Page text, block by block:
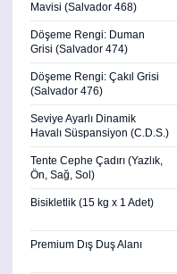
Mavisi (Salvador 468)
Döşeme Rengi: Duman
Grisi (Salvador 474)
Döşeme Rengi: Çakıl Grisi
(Salvador 476)
Seviye Ayarlı Dinamik
Havalı Süspansiyon (C.D.S.)
Tente Cephe Çadırı (Yazlık,
Ön, Sağ, Sol)
Bisikletlik (15 kg x 1 Adet)
Premium Dış Duş Alanı